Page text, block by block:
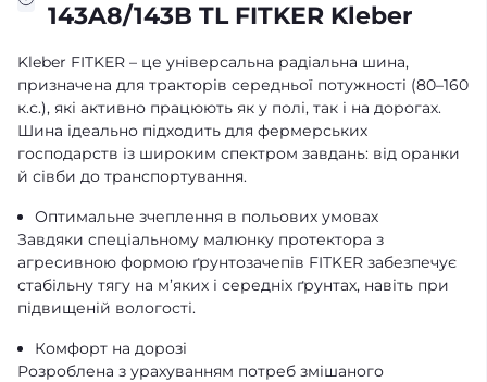
143A8/143B TL FITKER Kleber
Kleber FITKER – це універсальна радіальна шина,
призначена для тракторів середньої потужності (80–160
к.с.), які активно працюють як у полі, так і на дорогах.
Шина ідеально підходить для фермерських
господарств із широким спектром завдань: від оранки
й сівби до транспортування.
Оптимальне зчеплення в польових умовах
Завдяки спеціальному малюнку протектора з
агресивною формою ґрунтозачепів FITKER забезпечує
стабільну тягу на м’яких і середніх ґрунтах, навіть при
підвищеній вологості.
Комфорт на дорозі
Розроблена з урахуванням потреб змішаного